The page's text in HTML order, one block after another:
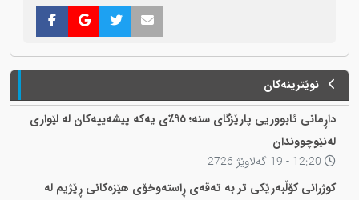
نوێترینەکان
داڕمانی ئابووریی پارێزگای سنە؛ ٩٥٪ی یەکە پیشەییەکان لە لێواری
لەنێوچووندان
کوژرانی کۆڵبەرێکی تر بە تەقەی ڕاستەوخۆی هێزەکانی ڕێژیم لە